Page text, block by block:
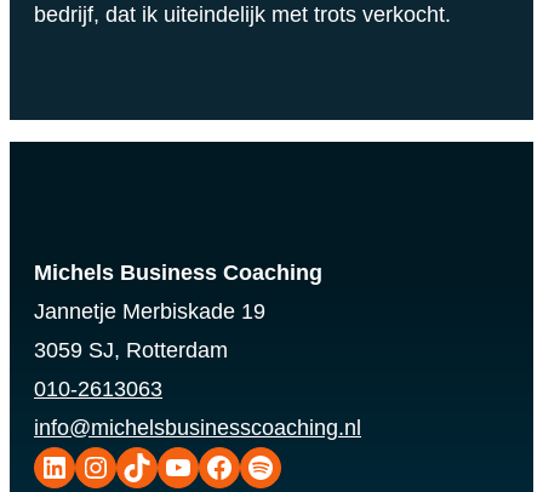
bedrijf, dat ik uiteindelijk met trots verkocht.
Michels Business Coaching
Jannetje Merbiskade 19
3059 SJ, Rotterdam
010-2613063
info@michelsbusinesscoaching.nl
LinkedIn Instagram TikTok YouTube Facebook Spotify